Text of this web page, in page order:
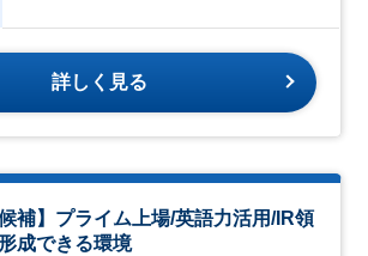
詳しく見る
補】プライム上場/英語力活用/IR領
成できる環境